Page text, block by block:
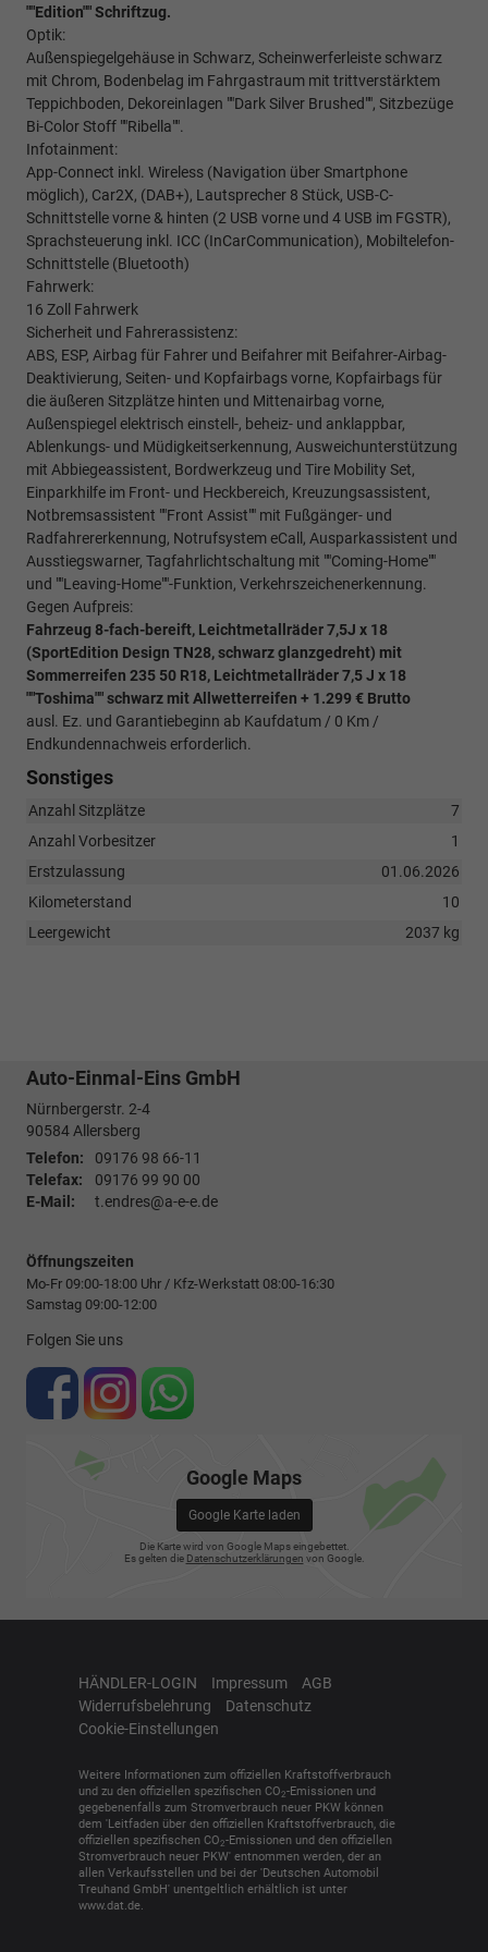
""Edition"" Schriftzug.
Optik:
Außenspiegelgehäuse in Schwarz, Scheinwerferleiste schwarz
mit Chrom, Bodenbelag im Fahrgastraum mit trittverstärktem
Teppichboden, Dekoreinlagen ""Dark Silver Brushed"", Sitzbezüge
Bi-Color Stoff ""Ribella"".
Infotainment:
App-Connect inkl. Wireless (Navigation über Smartphone
möglich), Car2X, (DAB+), Lautsprecher 8 Stück, USB-C-
Schnittstelle vorne & hinten (2 USB vorne und 4 USB im FGSTR),
Sprachsteuerung inkl. ICC (InCarCommunication), Mobiltelefon-
Schnittstelle (Bluetooth)
Fahrwerk:
16 Zoll Fahrwerk
Sicherheit und Fahrerassistenz:
ABS, ESP, Airbag für Fahrer und Beifahrer mit Beifahrer-Airbag-
Deaktivierung, Seiten- und Kopfairbags vorne, Kopfairbags für
die äußeren Sitzplätze hinten und Mittenairbag vorne,
Außenspiegel elektrisch einstell-, beheiz- und anklappbar,
Ablenkungs- und Müdigkeitserkennung, Ausweichunterstützung
mit Abbiegeassistent, Bordwerkzeug und Tire Mobility Set,
Einparkhilfe im Front- und Heckbereich, Kreuzungsassistent,
Notbremsassistent ""Front Assist"" mit Fußgänger- und
Radfahrererkennung, Notrufsystem eCall, Ausparkassistent und
Ausstiegswarner, Tagfahrlichtschaltung mit ""Coming-Home""
und ""Leaving-Home""-Funktion, Verkehrszeichenerkennung.
Gegen Aufpreis:
Fahrzeug 8-fach-bereift, Leichtmetallräder 7,5J x 18
(SportEdition Design TN28, schwarz glanzgedreht) mit
Sommerreifen 235 50 R18, Leichtmetallräder 7,5 J x 18
""Toshima"" schwarz mit Allwetterreifen + 1.299 € Brutto
ausl. Ez. und Garantiebeginn ab Kaufdatum / 0 Km /
Endkundennachweis erforderlich.
Sonstiges
Anzahl Sitzplätze
7
Anzahl Vorbesitzer
1
Erstzulassung
01.06.2026
Kilometerstand
10
Leergewicht
2037 kg
Auto-Einmal-Eins GmbH
Nürnbergerstr. 2-4
90584Allersberg
Telefon:
09176 98 66-11
Telefax:
09176 99 90 00
E-Mail:
t.endres@a-e-e.de
Öffnungszeiten
Mo-Fr 09:00-18:00 Uhr / Kfz-Werkstatt 08:00-16:30
Samstag 09:00-12:00
Folgen Sie uns
Google Maps
Google Karte laden
Die Karte wird von Google Maps eingebettet.
Es gelten die Datenschutzerklärungen von Google.
HÄNDLER-LOGIN Impressum
AGB
Widerrufsbelehrung
Datenschutz
Cookie-Einstellungen
Weitere Informationen zum offiziellen Kraftstoffverbrauch
und zu den offiziellen spezifischen CO2-Emissionen und
gegebenenfalls zum Stromverbrauch neuer PKW können
dem 'Leitfaden über den offiziellen Kraftstoffverbrauch, die
offiziellen spezifischen CO2-Emissionen und den offiziellen
Stromverbrauch neuer PKW' entnommen werden, der an
allen Verkaufsstellen und bei der 'Deutschen Automobil
Treuhand GmbH' unentgeltlich erhältlich ist unter
www.dat.de.